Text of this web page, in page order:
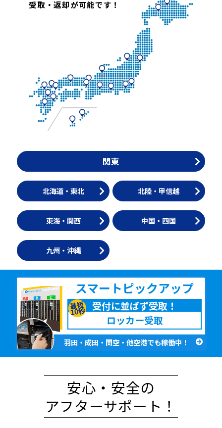
受取・返却が可能です！
関東
北海道・東北 北陸・甲信越
東海・関西 中国・四国
九州・沖縄
スマート ピックアップ
最短
10秒 受付に並ばず受取！
ロッカー受取
羽田・成田・関空・他空港でも稼働中！
安心・安全の
アフターサポート！